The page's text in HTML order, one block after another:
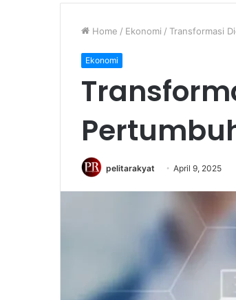
Home / Ekonomi / Transformasi
Ekonomi
pelitarakyat April 9, 2025